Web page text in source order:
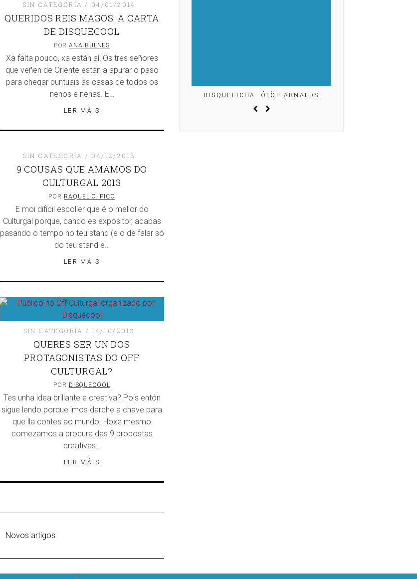
SIN CATEGORÍA 04/01/2014
QUERIDOS REIS MAGOS: A CARTA
DE DISQUECOOL
PORANA BULNES
Xa falta pouco, xa están aí! Os tres señores
que veñen de Oriente están a apurar o paso
para chegar puntuais ás casas de todos os
nenos e nenas. E…
LER MÁIS
SIN CATEGORÍA 04/12/2013
9 COUSAS QUE AMAMOS DO
CULTURGAL 2013
POR RAQUEL C. PICO
E moi difícil escoller que é o mellor do
Culturgal porque, cando es expositor, acabas
pasando o tempo no teu stand (e o de falar só
do teu stand e…
LER MÁIS
SIN CATEGORÍA 14/10/2013
QUERES SER UN DOS
PROTAGONISTAS DO OFF
CULTURGAL?
POR DISQUECOOL
Tes unha idea brillante e creativa? Pois entón
sigue lendo porque imos darche a chave para
que lla contes ao mundo. Hoxe mesmo
comezamos a procura das 9 propostas
creativas…
LER MÁIS
Novos artigos
DISQUEFICHA: IRIA MISA DISQUEFICHA: ÓLÖF ARNALDS